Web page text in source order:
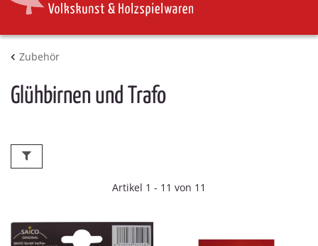
Zubehör
Glühbirnen und Trafo
Artikel 1 - 11 von 11